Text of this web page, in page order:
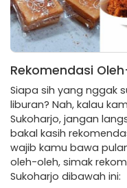
Rekomendasi
Siapa sih yang nggak
liburan? Nah, kalau
Sukoharjo, jangan
bakal kasih
wajib kamu bawa
oleh-oleh, simak
Sukoharjo dibawah ini: